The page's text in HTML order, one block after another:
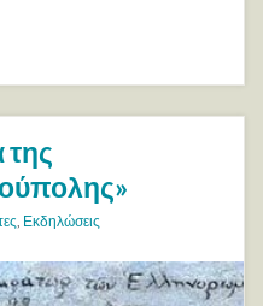
Εκδηλώσεις